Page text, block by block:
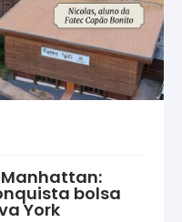
Manhattan:
bolsa
York